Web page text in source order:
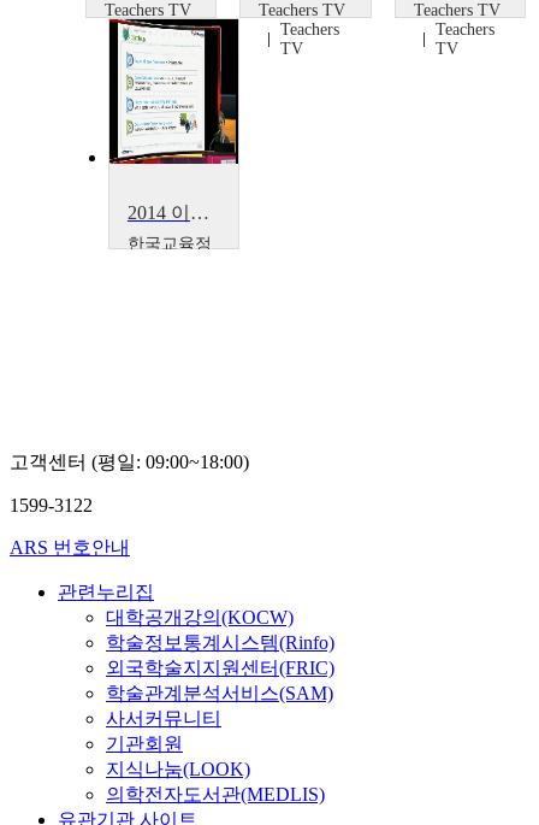
Teachers TV
Teachers
TV
Teachers TV
Teachers
TV
Teachers TV
Teachers
TV
2014 이러닝 국제 콘퍼런스 : What is the Lessons from Education Support Project~
한국교육정
고객센터 (평일: 09:00~18:00)
1599-3122
ARS 번호안내
관련누리집
대학공개강의(KOCW)
학술정보통계시스템(Rinfo)
외국학술지지원센터(FRIC)
학술관계분석서비스(SAM)
사서커뮤니티
기관회원
지식나눔(LOOK)
의학전자도서관(MEDLIS)
유관기관 사이트